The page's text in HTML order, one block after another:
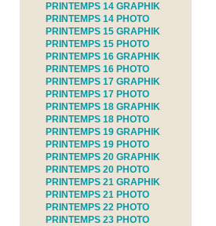
PRINTEMPS 14 GRAPHIK
PRINTEMPS 14 PHOTO
PRINTEMPS 15 GRAPHIK
PRINTEMPS 15 PHOTO
PRINTEMPS 16 GRAPHIK
PRINTEMPS 16 PHOTO
PRINTEMPS 17 GRAPHIK
PRINTEMPS 17 PHOTO
PRINTEMPS 18 GRAPHIK
PRINTEMPS 18 PHOTO
PRINTEMPS 19 GRAPHIK
PRINTEMPS 19 PHOTO
PRINTEMPS 20 GRAPHIK
PRINTEMPS 20 PHOTO
PRINTEMPS 21 GRAPHIK
PRINTEMPS 21 PHOTO
PRINTEMPS 22 PHOTO
PRINTEMPS 23 PHOTO